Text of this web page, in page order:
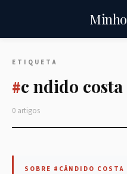
Minho
ETIQUETA
#c ndido costa
0 artigos
SOBRE #CÂNDIDO COSTA